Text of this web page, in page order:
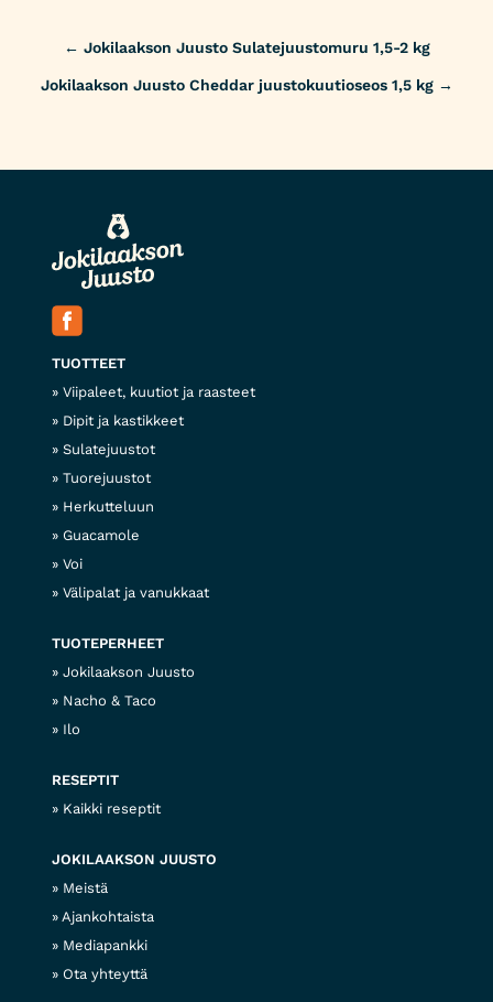
navigation
← Jokilaakson Juusto Sulatejuustomuru 1,5-2 kg
Jokilaakson Juusto Cheddar juustokuutioseos 1,5 kg →
TUOTTEET
Viipaleet, kuutiot ja raasteet
Dipit ja kastikkeet
Sulatejuustot
Tuorejuustot
Herkutteluun
Guacamole
Voi
Välipalat ja vanukkaat
TUOTEPERHEET
Jokilaakson Juusto
Nacho & Taco
Ilo
RESEPTIT
Kaikki reseptit
JOKILAAKSON JUUSTO
Meistä
Ajankohtaista
Mediapankki
Ota yhteyttä